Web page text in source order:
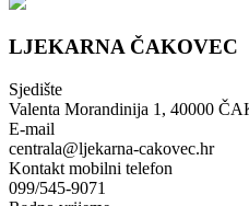
LJEKARNA ČAKOVEC
Sjedište
Valenta Morandinija 1, 40000
E-mail
centrala@ljekarna-cakovec.hr
Kontakt mobilni telefon
099/545-9071